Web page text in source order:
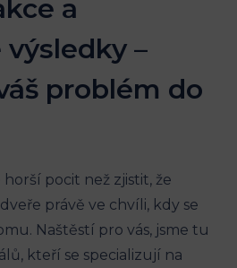
a
–
problém do
pocit než zjistit, že
právě ve chvíli, kdy se
Naštěstí pro vás, jsme tu
kteří se specializují na